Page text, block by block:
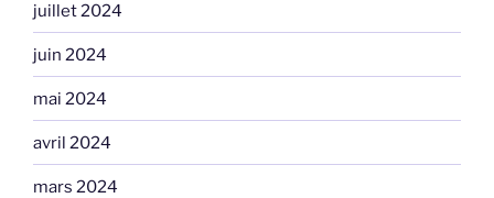
juillet 2024
juin 2024
mai 2024
avril 2024
mars 2024